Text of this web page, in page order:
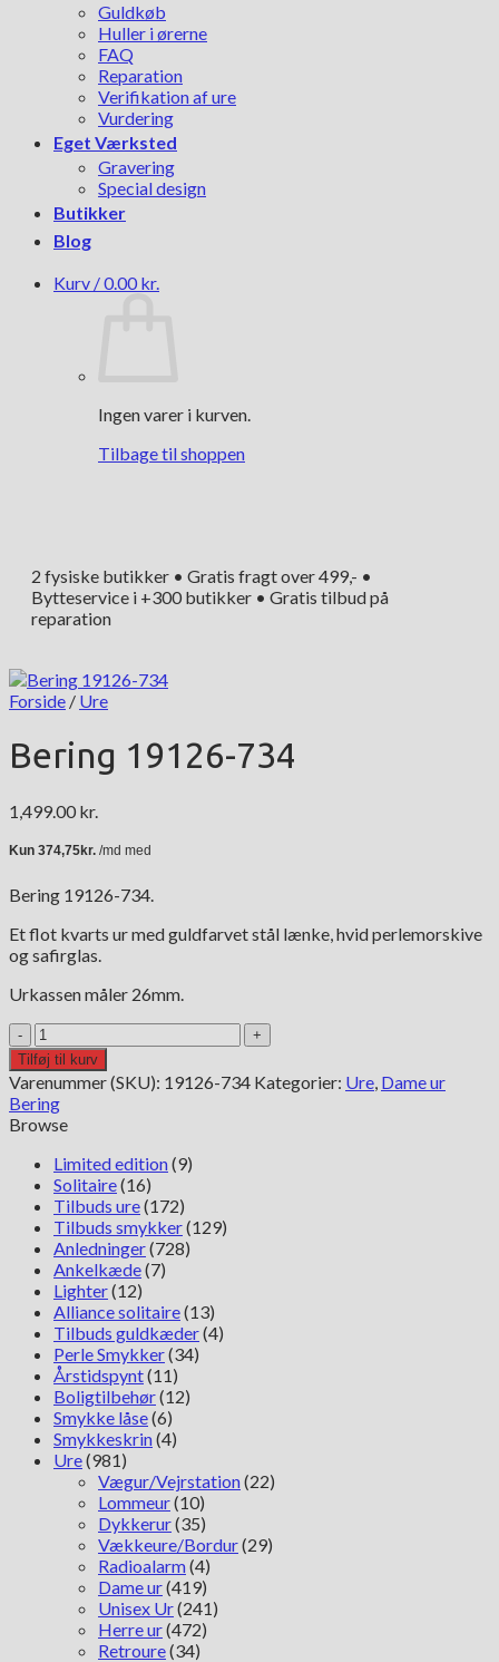
Guldkøb
Huller i ørerne
FAQ
Reparation
Verifikation af ure
Vurdering
Eget Værksted
Gravering
Special design
Butikker
Blog
Kurv /0.00 kr.
Ingen varer i kurven.
Tilbage til shoppen
2 fysiske butikker • Gratis fragt over 499,- •
Bytteservice i +300 butikker • Gratis tilbud på
reparation
Forside / Ure
Bering 19126-734
1,499.00 kr.
Bering 19126-734.
Et flot kvarts ur med guldfarvet stål lænke, hvid perlemorskive
og safirglas.
Urkassen måler 26mm.
Bering
19126-
734
antal
Tilføj til kurv
Varenummer (SKU): 19126-734 Kategorier: Ure, Dame ur
Bering
Browse
Limited edition(9)
Solitaire(16)
Tilbuds ure(172)
Tilbuds smykker(129)
Anledninger(728)
Ankelkæde(7)
Lighter(12)
Alliance solitaire(13)
Tilbuds guldkæder(4)
Perle Smykker(34)
Årstidspynt(11)
Boligtilbehør(12)
Smykke låse(6)
Smykkeskrin(4)
Ure(981)
Vægur/Vejrstation(22)
Lommeur(10)
Dykkerur(35)
Vækkeure/Bordur(29)
Radioalarm(4)
Dame ur(419)
Unisex Ur(241)
Herre ur(472)
Retroure(34)